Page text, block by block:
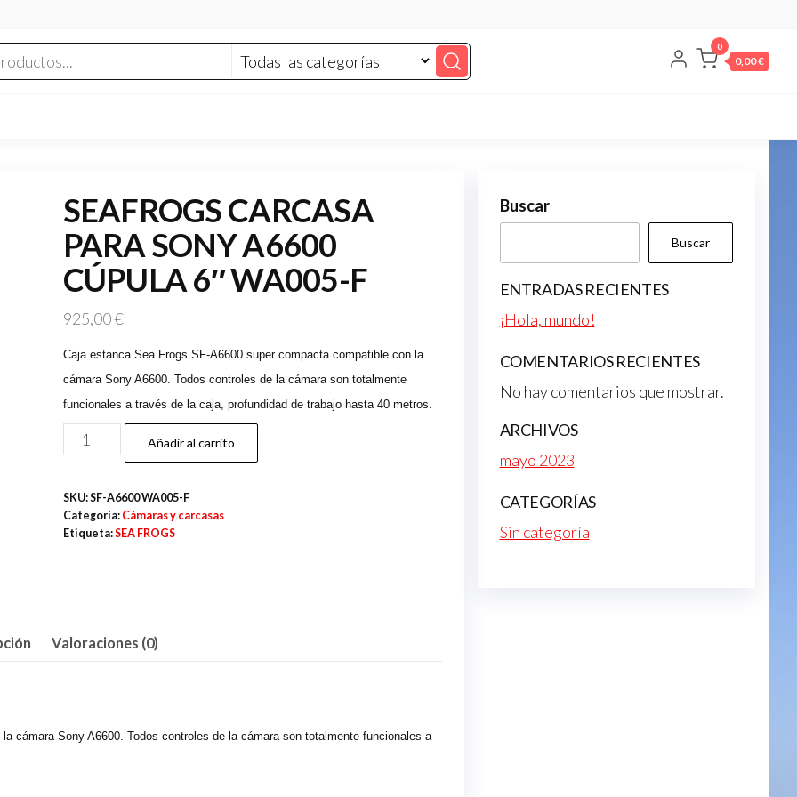
0
0,00 €
SEAFROGS CARCASA
PARA SONY A6600
CÚPULA 6″ WA005-F
925,00€
Caja estanca Sea Frogs SF-A6600 super compacta compatible con la
cámara Sony A6600. Todos controles de la cámara son totalmente
funcionales a través de la caja, profundidad de trabajo hasta 40 metros.
SEAFROGS
CARCASA
SONY
A6600
F
Añadir al carrito
SKU:SF-A6600 WA005-F
Categoría: Cámaras y carcasas
Etiqueta:SEA FROGS
Valoraciones (0)
cámara Sony A6600. Todos controles de la cámara son totalmente funcionales a
Buscar
Buscar
ENTRADAS RECIENTES
¡Hola, mundo!
COMENTARIOS RECIENTES
No hay comentarios que mostrar.
ARCHIVOS
mayo 2023
CATEGORÍAS
Sin categoría